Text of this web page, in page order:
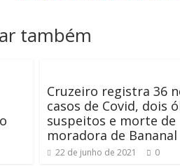
também
Cruzeiro registra 36
casos de Covid, dois
suspeitos e morte de
moradora de Bananal
22 de junho de 2021 0